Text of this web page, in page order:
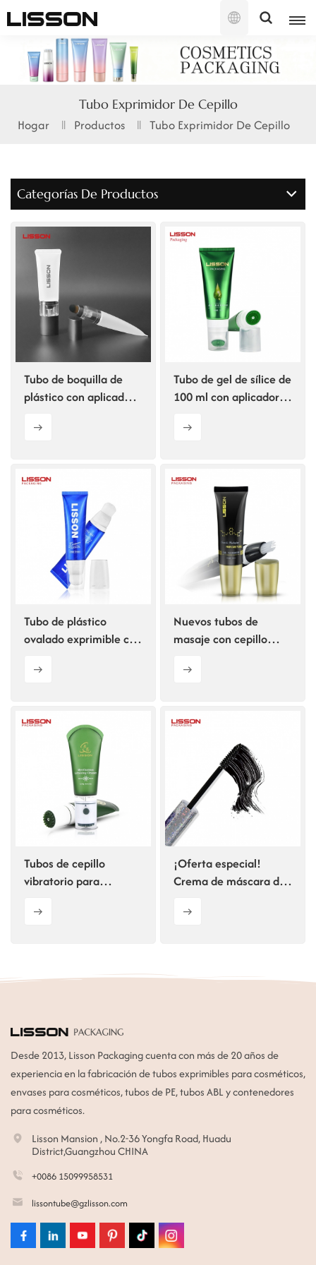
Español
English
français
español
português
ไทย
中文
Tubo Exprimidor De Cepillo
Hogar Productos Tubo Exprimidor De Cepillo
Categorías De Productos
Tubo de boquilla de
plástico con aplicador
Tubo de gel de sílice de
100 ml con aplicador
limpiador facial en
Tubo de plástico
ovalado exprimible con
40 ml y 60 ml de
Nuevos tubos de
masaje con cepillo
cabello.
Tubos de cepillo
vibratorio para
¡Oferta especial!
Crema de máscara de
tubos de plástico con
Desde 2013, Lisson Packaging cuenta con más de 20 años de
experiencia en la fabricación de tubos exprimibles para cosméticos,
envases para cosméticos, tubos de PE, tubos ABL y contenedores
para cosméticos.
Lisson Mansion , No.2-36 Yongfa Road, Huadu
District,Guangzhou CHINA
+0086 15099958531
lissontube@gzlisson.com